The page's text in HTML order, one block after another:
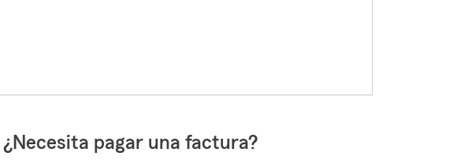
¿Necesita pagar una factura?